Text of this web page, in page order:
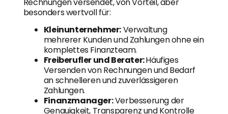
besonders wertvoll für:
Kleinunternehmer:Verwaltung
mehrerer Kunden und Zahlungen ohne ein
komplettes Finanzteam.
Freiberufler und Berater:Häufiges
Versenden von Rechnungen und Bedarf
an schnelleren und zuverlässigeren
Zahlungen.
Finanzmanager:Verbesserung der
Genauigkeit, Transparenz und Kontrolle